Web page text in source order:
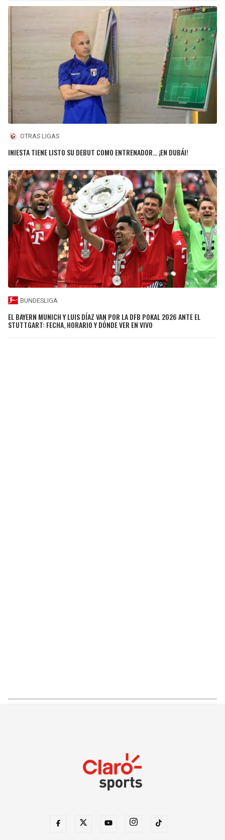
OTRAS LIGAS
INIESTA TIENE LISTO SU DEBUT COMO ENTRENADOR... ¡EN DUBÁI!
BUNDESLIGA
EL BAYERN MUNICH Y LUIS DÍAZ VAN POR LA DFB POKAL 2026 ANTE EL
STUTTGART: FECHA, HORARIO Y DÓNDE VER EN VIVO